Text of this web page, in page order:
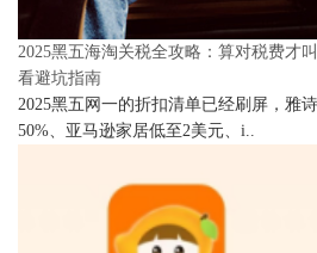
2025黑五海淘关税全攻略：算对税费才
看避坑指南
2025黑五网一的折扣清单已经刷屏，雅
50%、亚马逊家居低至2美元、i..